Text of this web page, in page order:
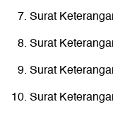
Surat
Surat
Surat
Surat